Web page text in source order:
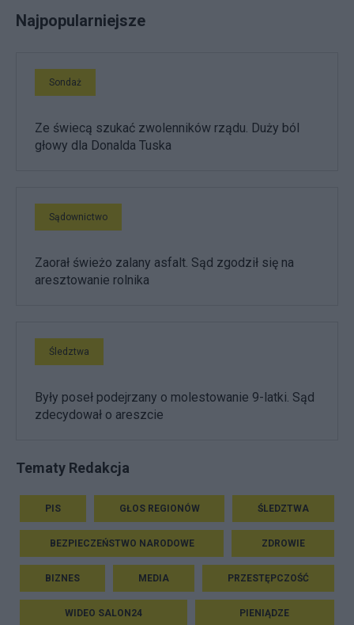
Najpopularniejsze
Sondaż
Ze świecą szukać zwolenników rządu. Duży ból
głowy dla Donalda Tuska
Sądownictwo
Zaorał świeżo zalany asfalt. Sąd zgodził się na
aresztowanie rolnika
Śledztwa
Były poseł podejrzany o molestowanie 9-latki. Sąd
zdecydował o areszcie
Tematy Redakcja
PIS GŁOS REGIONÓW ŚLEDZTWA
BEZPIECZEŃSTWO NARODOWE ZDROWIE
BIZNES MEDIA PRZESTĘPCZOŚĆ
WIDEO SALON24 PIENIĄDZE